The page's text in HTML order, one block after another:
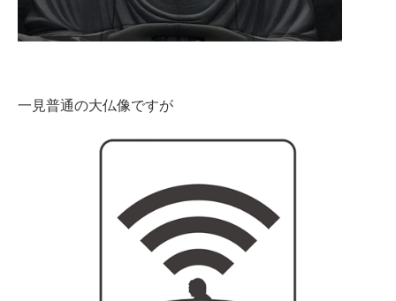
製造業のIT導入・活用を支援
エレクトロニクス専門サイト
電子設計の基本と応用
建設×テクノロジーの最前線
ちょっと気になるネットの話題
一見普通の大仏像ですが